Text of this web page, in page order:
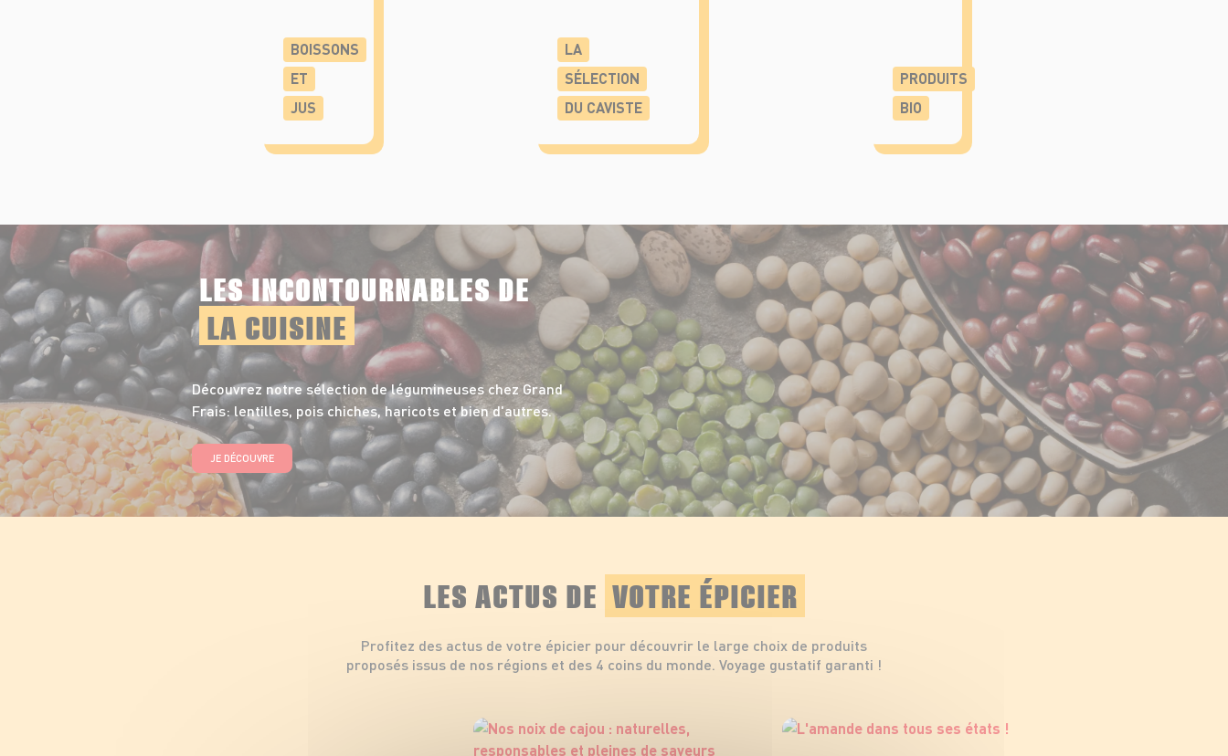
BOISSONS
ET
JUS
LA
SÉLECTION
DU CAVISTE
PRODUITS
BIO
LES INCONTOURNABLES DE
LA CUISINE
Découvrez notre sélection de légumineuses chez Grand
Frais: lentilles, pois chiches, haricots et bien d'autres.
JE DÉCOUVRE
LES ACTUS DE VOTRE ÉPICIER
Profitez des actus de votre épicier pour découvrir le large choix de produits
proposés issus de nos régions et des 4 coins du monde. Voyage gustatif garanti !